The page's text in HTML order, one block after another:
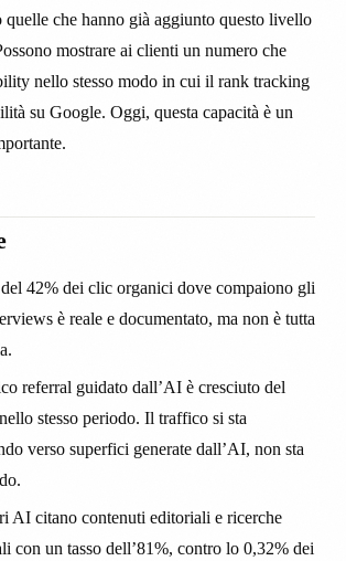
quelle che hanno già aggiunto questo livello
mostrare ai clienti un numero che
nello stesso modo in cui il rank tracking
su Google. Oggi, questa capacità è un
42% dei clic organici dove compaiono gli
è reale e documentato, ma non è tutta
referral guidato dall’AI è cresciuto del
stesso periodo. Il traffico si sta
verso superfici generate dall’AI, non sta
AI citano contenuti editoriali e ricerche
con un tasso dell’81%, contro lo 0,32% dei